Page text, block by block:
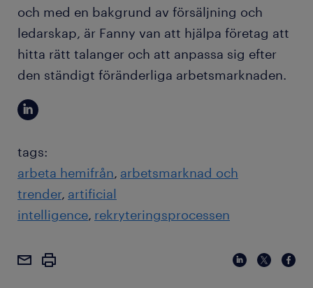
och med en bakgrund av försäljning och
ledarskap, är Fanny van att hjälpa företag att
hitta rätt talanger och att anpassa sig efter
den ständigt föränderliga arbetsmarknaden.
tags:
arbeta hemifrån arbetsmarknad och
trender artificial
intelligence rekryteringsprocessen